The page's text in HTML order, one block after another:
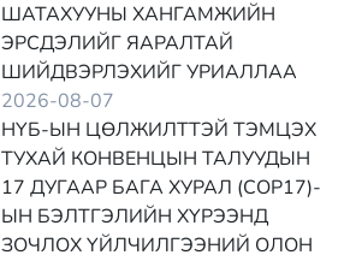
ШАТАХУУНЫ ХАНГАМЖИЙН
ЭРСДЭЛИЙГ ЯАРАЛТАЙ
ШИЙДВЭРЛЭХИЙГ УРИАЛЛАА
2026-08-07
НҮБ-ЫН ЦӨЛЖИЛТТЭЙ ТЭМЦЭХ
ТУХАЙ КОНВЕНЦЫН ТАЛУУДЫН
17 ДУГААР БАГА ХУРАЛ (COP17)-
ЫН БЭЛТГЭЛИЙН ХҮРЭЭНД
ЗОЧЛОХ ҮЙЛЧИЛГЭЭНИЙ ОЛОН